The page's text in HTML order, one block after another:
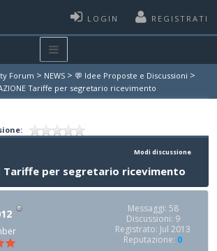
LOGIN REGISTRATI
Forum > NEWS > 💬 Idee Proposte e Discussioni >
Tariffe per segretario ricevimento
Modi discussione
Tariffe per segretario ricevimento
Messaggi: 58
Discussioni: 9
Registrato: Jul 2013
Reputazione: 0